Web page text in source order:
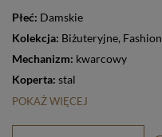
Płeć: Damskie
Kolekcja: Biżuteryjne, Fashion
Mechanizm: kwarcowy
Koperta: stal
POKAŻ WIĘCEJ